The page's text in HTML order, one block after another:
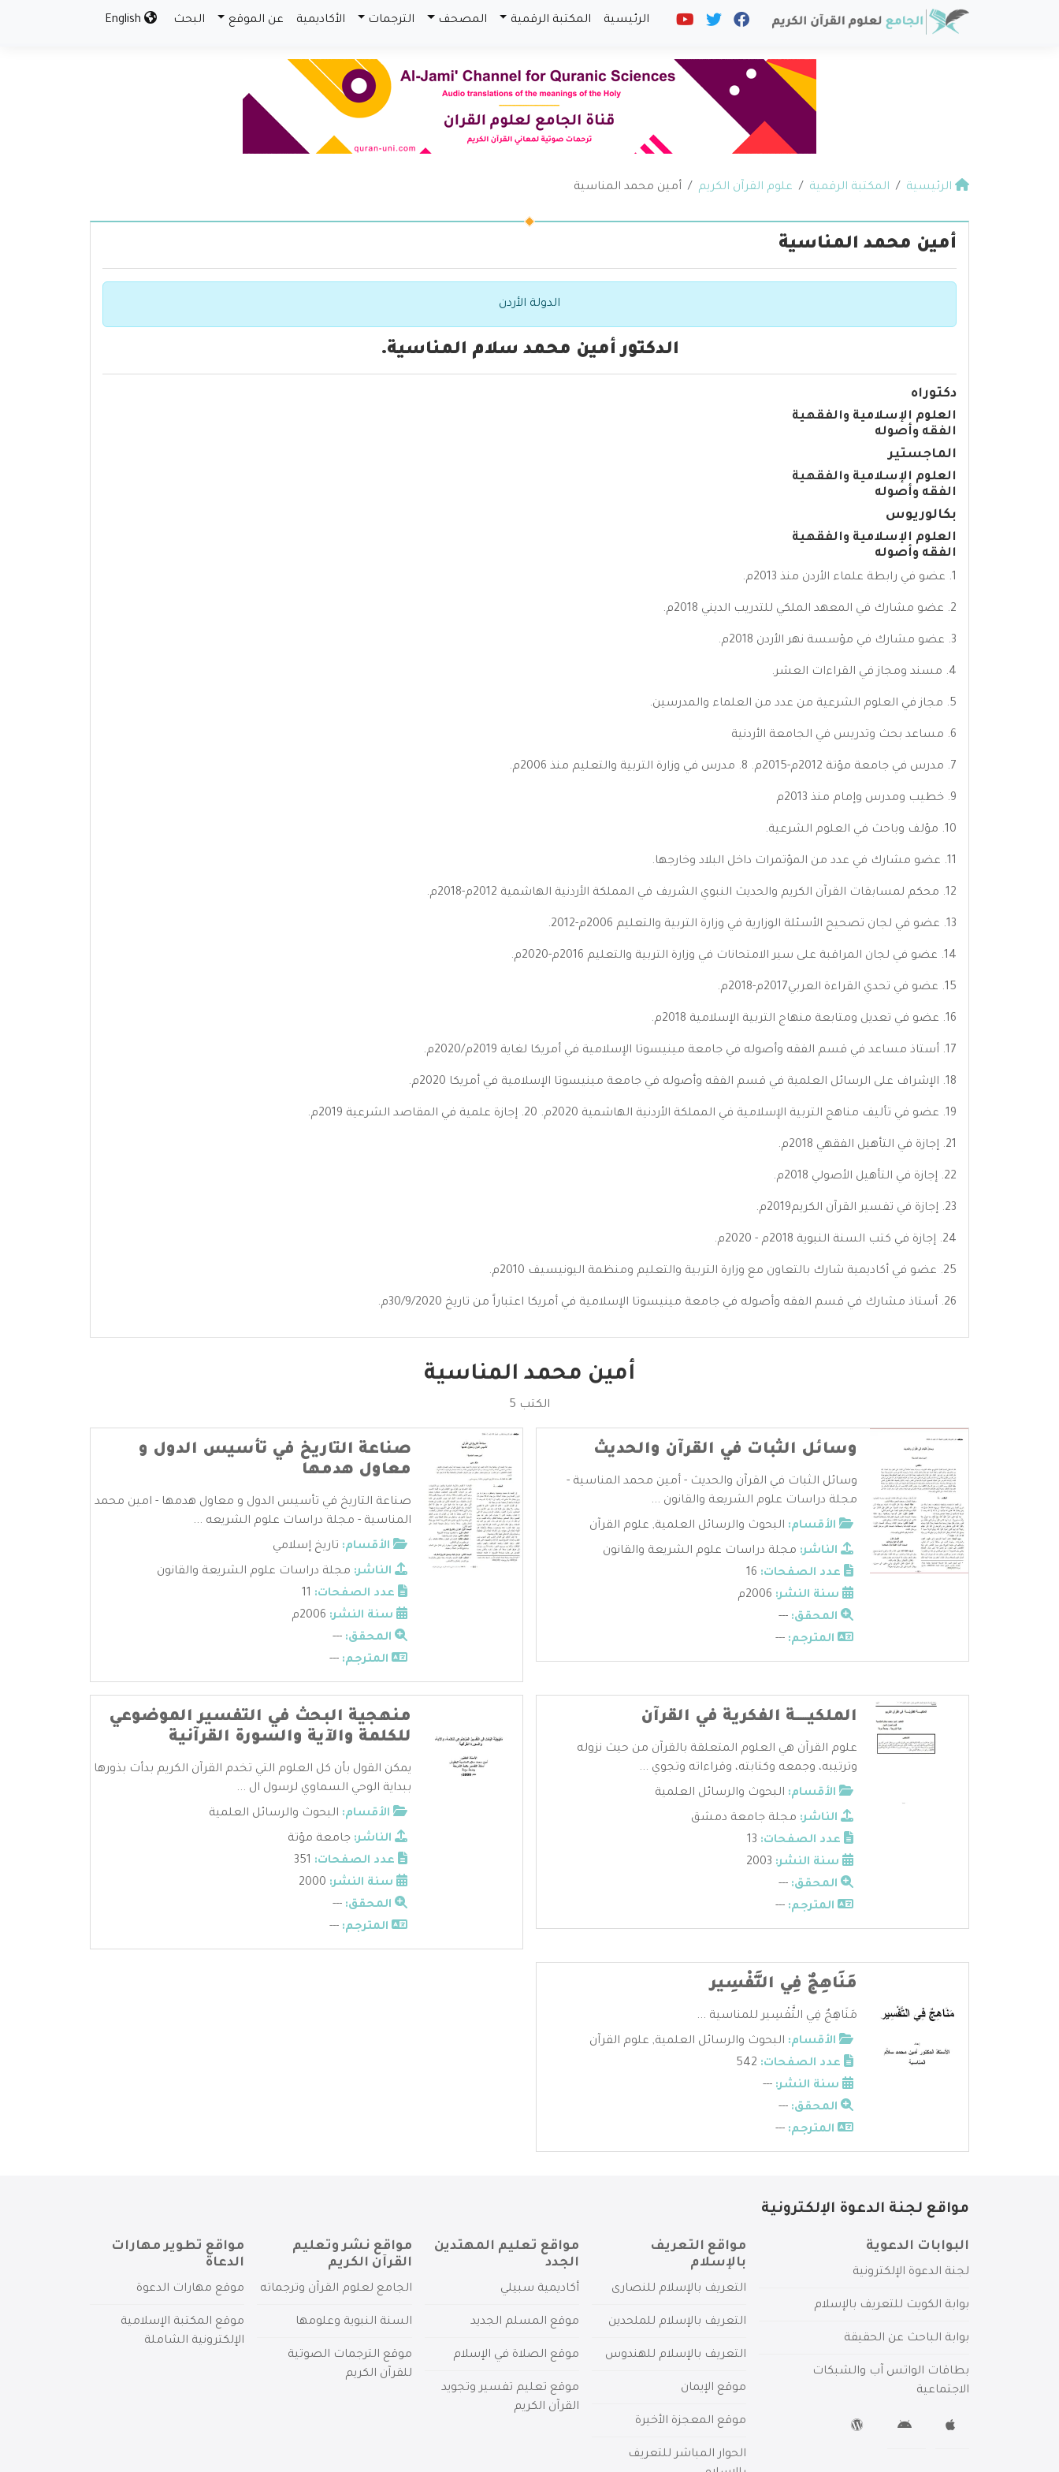
الرئيسية المكتبة الرقمية المصحف الترجمات الأكاديمية عن الموقع البحث
الرئيسية المكتبة الرقمية علوم القرآن الكريم أمين محمد المناسية
أمين محمد المناسية
الدولة الأردن
الدكتور أمين محمد سلام المناسية.
دكتوراه
العلوم الإسلامية والفقهية
الفقه وأصوله
الماجستير
العلوم الإسلامية والفقهية
الفقه وأصوله
بكالوريوس
العلوم الإسلامية والفقهية
الفقه وأصوله
1. عضو في رابطة علماء الأردن منذ 2013م.
2. عضو مشارك في المعهد الملكي للتدريب الديني 2018م.
3. عضو مشارك في مؤسسة نهر الأردن 2018م.
4. مسند ومجاز في القراءات العشر.
5. مجاز في العلوم الشرعية من عدد من العلماء والمدرسين.
6. مساعد بحث وتدريس في الجامعة الأردنية
7. مدرس في جامعة مؤتة 2012م-2015م. 8. مدرس في وزارة التربية والتعليم منذ 2006م.
9. خطيب ومدرس وإمام منذ 2013م
10. مؤلف وباحث في العلوم الشرعية.
11. عضو مشارك في عدد من المؤتمرات داخل البلاد وخارجها.
12. محكم لمسابقات القرآن الكريم والحديث النبوي الشريف في المملكة الأردنية الهاشمية 2012م-2018م.
13. عضو في لجان تصحيح الأسئلة الوزارية في وزارة التربية والتعليم 2006م-2012.
14. عضو في لجان المراقبة على سير الامتحانات في وزارة التربية والتعليم 2016م-2020م.
15. عضو في تحدي القراءة العربي2017م-2018م.
16. عضو في تعديل ومتابعة منهاج التربية الإسلامية 2018م.
17. أستاذ مساعد في قسم الفقه وأصوله في جامعة مينيسوتا الإسلامية في أمريكا لغاية 2019م/2020م.
18. الإشراف على الرسائل العلمية في قسم الفقه وأصوله في جامعة مينيسوتا الإسلامية في أمريكا 2020م.
19. عضو في تأليف مناهج التربية الإسلامية في المملكة الأردنية الهاشمية 2020م. 20. إجازة علمية في المقاصد الشرعية 2019م.
21. إجازة في التأهيل الفقهي 2018م.
22. إجازة في التأهيل الأصولي 2018م.
23. إجازة في تفسير القرآن الكريم2019م.
24. إجازة في كتب السنة النبوية 2018م - 2020م.
25. عضو في أكاديمية شارك بالتعاون مع وزارة التربية والتعليم ومنظمة اليونيسيف 2010م.
26. أستاذ مشارك في قسم الفقه وأصوله في جامعة مينيسوتا الإسلامية في أمريكا اعتباراً من تاريخ 30/9/2020م.
أمين محمد المناسية
الكتب 5
وسائل الثبات في القرآن والحديث
وسائل الثبات في القرآن والحديث - أمين محمد المناسية -
مجلة دراسات علوم الشريعة والقانون ...
الأقسام: البحوث والرسائل العلمية, علوم القرآن
الناشر: مجلة دراسات علوم الشريعة والقانون
عدد الصفحات:
سنة النشر:
المحقق: ---
المترجم: ---
صناعة التاريخ في تأسيس الدول و
معاول هدمها
صناعة التاريخ في تأسيس الدول و معاول هدمها - امين محمد
المناسية - مجلة دراسات علوم الشريعه ...
الأقسام: تاريخ إسلامي
الناشر: مجلة دراسات علوم الشريعة والقانون
عدد الصفحات:
سنة النشر:
المحقق: ---
المترجم: ---
الملكيـــــة الفكرية في القرآن
علوم القرآن هي العلوم المتعلقة بالقرآن من حيث نزوله
وترتيبه، وجمعه وكتابته، وقراءاته وتجوي ...
الأقسام: البحوث والرسائل العلمية
الناشر: مجلة جامعة دمشق
عدد الصفحات:
سنة النشر:
المحقق: ---
المترجم: ---
منهجية البحث في التفسير الموضوعي
للكلمة والآية والسورة القرآنية
يمكن القول بأن كل العلوم التي تخدم القرآن الكريم بدأت بذورها
ببداية الوحي السماوي لرسول ال ...
الأقسام: البحوث والرسائل العلمية
الناشر: جامعة مؤتة
عدد الصفحات:
سنة النشر:
المحقق: ---
المترجم: ---
مَنَاهِجٌ فِي التَّفْسِير
مَنَاهِجٌ فِي التَّفْسِير للمناسية ...
الأقسام: البحوث والرسائل العلمية, علوم القرآن
عدد الصفحات:
سنة النشر: ---
المحقق: ---
المترجم: ---
مواقع لجنة الدعوة الإلكترونية
البوابات الدعوية
لجنة الدعوة الإلكترونية
بوابة الكويت للتعريف بالإسلام
بوابة الباحث عن الحقيقة
بطاقات الواتس آب والشبكات
الاجتماعية
مواقع التعريف
بالإسلام
التعريف بالإسلام للنصارى
التعريف بالإسلام للملحدين
التعريف بالإسلام للهندوس
موقع الإيمان
موقع المعجزة الأخيرة
الحوار المباشر للتعريف
مواقع تعليم المهتدين
الجدد
أكاديمية سبيلي
موقع المسلم الجديد
موقع الصلاة في الإسلام
موقع تعليم تفسير وتجويد
القرآن الكريم
مواقع نشر وتعليم
القرآن الكريم
الجامع لعلوم القرآن وترجماته
السنة النبوية وعلومها
موقع الترجمات الصوتية
للقرآن الكريم
مواقع تطوير مهارات
الدعاة
موقع مهارات الدعوة
موقع المكتبة الإسلامية
الإلكترونية الشاملة